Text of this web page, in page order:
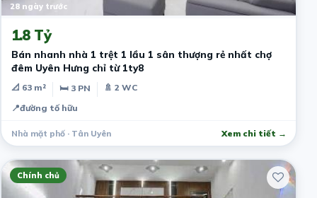
28 ngày trước
1.8 Tỷ
Bán nhanh nhà 1 trệt 1 lầu 1 sân thượng rẻ nhất chợ
đêm Uyên Hưng chỉ từ 1ty8
📐 63 m² 🛏 3 PN
🚿 2 WC
📍đường tố hữu
Nhà mặt phố · Tân Uyên Xem chi tiết →
Chính chủ